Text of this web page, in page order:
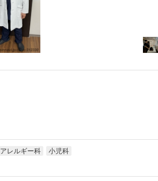
アレルギー科 小児科